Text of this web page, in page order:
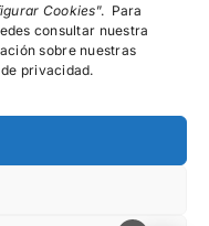
Cookies”. Para
consultar nuestra
sobre nuestras
privacidad.
A, Salamanca